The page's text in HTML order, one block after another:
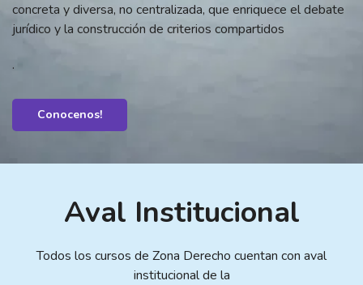
concreta y diversa, no centralizada, que enriquece el debate
jurídico y la construcción de criterios compartidos
.
Conocenos!
Aval Institucional
Todos los cursos de Zona Derecho cuentan con aval
institucional de la